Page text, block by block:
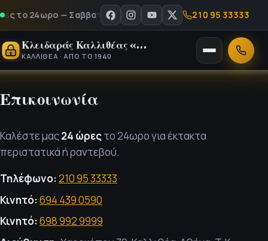
το 24ωρο — Σαββατοκύριακα & αργίες - Καλέστε μας στο 210
210 95 33333
Κλειδαράς Καλλιθέας «Ο Νίκος»
ΚΑΛΛΙΘΈΑ · ΑΠΌ ΤΟ 1940
Άνοιγμα
μενού
Κλήση
Επικοινωνία
Καλέστε μας24 ώρεςτο 24ωρο για έκτακτα
περιστατικά ή ραντεβού.
Τηλέφωνο:210 95 33333
Κινητό:694 439 0590
Κινητό:698 992 9999